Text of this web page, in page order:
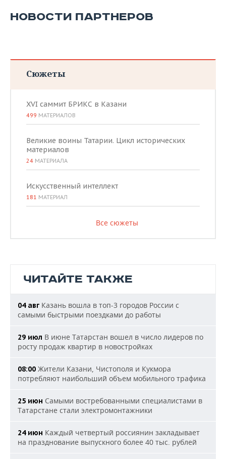
НОВОСТИ ПАРТНЕРОВ
Сюжеты
XVI саммит БРИКС в Казани
499 МАТЕРИАЛОВ
Великие воины Татарии. Цикл исторических
материалов
24 МАТЕРИАЛА
Искусственный интеллект
181 МАТЕРИАЛ
Все сюжеты
ЧИТАЙТЕ ТАКЖЕ
04 авг Казань вошла в топ-3 городов России с
самыми быстрыми поездками до работы
29 июл В июне Татарстан вошел в число лидеров по
росту продаж квартир в новостройках
08:00 Жители Казани, Чистополя и Кукмора
потребляют наибольший объем мобильного трафика
25 июн Самыми востребованными специалистами в
Татарстане стали электромонтажники
24 июн Каждый четвертый россиянин закладывает
на празднование выпускного более 40 тыс. рублей